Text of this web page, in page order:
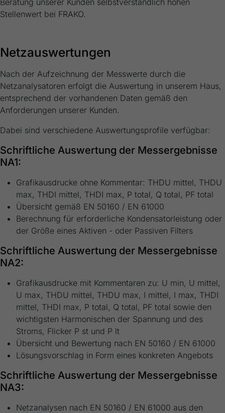
Beratung unserer Kunden selbstverständlich hohen
Stellenwert bei FRAKO.
Netzauswertungen
Nach der Aufzeichnung der Messwerte durch die
Netzanalysatoren erfolgt die Auswertung in unserem Haus,
entsprechend der vorhandenen Daten gemäß den
Anforderungen unserer Kunden.
Dabei sind verschiedene Auswertungsprofile verfügbar:
Schriftliche Auswertung der Messergebnisse
NA1:
Grafikausdrucke ohne Kommentar: THDU mittel, THDU
max, THDI mittel, THDI max, P total, Q total, PF total
Übersicht gemäß EN 50160 / EN 61000
Berechnung für erforderliche Kondensatorleistung oder
der Größe eines Aktiven - oder Passiven Filters
Schriftliche Auswertung der Messergebnisse
NA2:
Grafikausdrucke mit Kommentaren zu: U min, U mittel,
U max, THDU mittel, THDU max, I mittel, I max, THDI
mittel, THDI max, P total, Q total, PF total sowie den
wichtigsten Harmonischen der Spannung und des
Stroms, Flicker P st und P lt
Übersicht und Bewertung nach EN 50160 / EN 61000
Lösungsvorschlag in Form eines konkreten Angebots
Schriftliche Auswertung der Messergebnisse
NA3:
Netzanalysen nach EN 50160 / EN 61000 aus den